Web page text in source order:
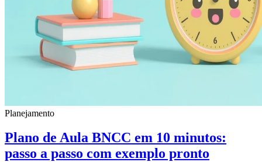
Planejamento
Plano de Aula BNCC em 10 minutos:
passo a passo com exemplo pronto